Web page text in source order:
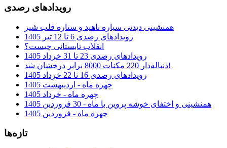
رویدادهای رصدی
همنشینی دیدنی سیاره ناهید و ستاره قلب شیر
رویدادهای رصدی 6 تا 12 تیر 1405
انقلاب تابستانی چیست؟
رویدادهای رصدی 23 تا 31 خرداد 1405
دنباله‌دار 220 مکنات 8000 برابر درخشان شد!
رویدادهای رصدی 16 تا 22 خرداد 1405
چهره ماه - اردیبهشت 1405
چهره ماه - خرداد 1405
همنشینی و اختفای خوشه پروین با ماه - 30 فروردین 1405
چهره ماه - فروردین 1405
تازه‌ها